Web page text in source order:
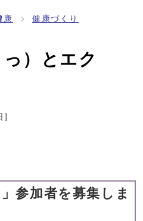
康 健康づくり
）とエク
]
参加者を募集しま